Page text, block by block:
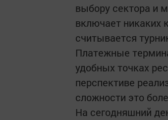
выбору сектора и
включает никаких
считывается
Платежные
удобных точках
перспективе
сложности это
На сегодняшний